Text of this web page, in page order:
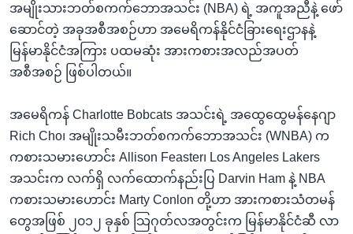
အမျိုးသားဘတ်စကက်ဘောအသင်း (NBA) ရဲ့ အကူအညီနဲ့ ဖော်
ဆောင်တဲ့ အခုအစီအစဉ်ဟာ အမေရိကန်နိုင်ငံခြားရေးဌာနနဲ့
မြန်မာနိုင်ငံအကြား ပထမဆုံး အားကစားအလည်အပတ်
အစီအစဉ် ဖြစ်ပါတယ်။
အမေရိကန် Charlotte Bobcats အသင်းရဲ့ အထွေထွေမန်နေဂျာ
Rich Cho၊ အမျိုးသမီးဘတ်စကက်ဘောအသင်း (WNBA) က
ကစားသမားဟောင်း Allison Feaster၊ Los Angeles Lakers
အသင်းက လက်ရှိ လက်ထောက်နည်းပြ Darvin Ham နဲ့ NBA
ကစားသမားဟောင်း Marty Conlon တို့ဟာ အားကစားသံတမန်
တွေအဖြစ် ၂၀၁၂ ခုနှစ် သြဂုတ်လအတွင်းက မြန်မာနိုင်ငံဆီ လာ